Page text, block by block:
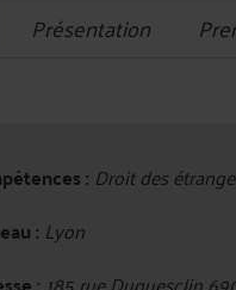
Présentation
: Droit des
: Lyon